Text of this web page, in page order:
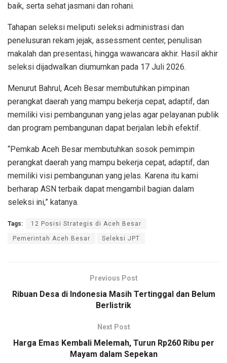
baik, serta sehat jasmani dan rohani.
Tahapan seleksi meliputi seleksi administrasi dan
penelusuran rekam jejak, assessment center, penulisan
makalah dan presentasi, hingga wawancara akhir. Hasil akhir
seleksi dijadwalkan diumumkan pada 17 Juli 2026.
Menurut Bahrul, Aceh Besar membutuhkan pimpinan
perangkat daerah yang mampu bekerja cepat, adaptif, dan
memiliki visi pembangunan yang jelas agar pelayanan publik
dan program pembangunan dapat berjalan lebih efektif.
“Pemkab Aceh Besar membutuhkan sosok pemimpin
perangkat daerah yang mampu bekerja cepat, adaptif, dan
memiliki visi pembangunan yang jelas. Karena itu kami
berharap ASN terbaik dapat mengambil bagian dalam
seleksi ini,” katanya.
Tags: 12 Posisi Strategis di Aceh Besar
Pemerintah Aceh Besar Seleksi JPT
Previous Post
Ribuan Desa di Indonesia Masih Tertinggal dan Belum
Berlistrik
Next Post
Harga Emas Kembali Melemah, Turun Rp260 Ribu per
Mayam dalam Sepekan